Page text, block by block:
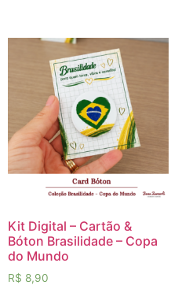
Kit Digital – Cartão &
Bóton Brasilidade – Copa
do Mundo
R$ 8,90